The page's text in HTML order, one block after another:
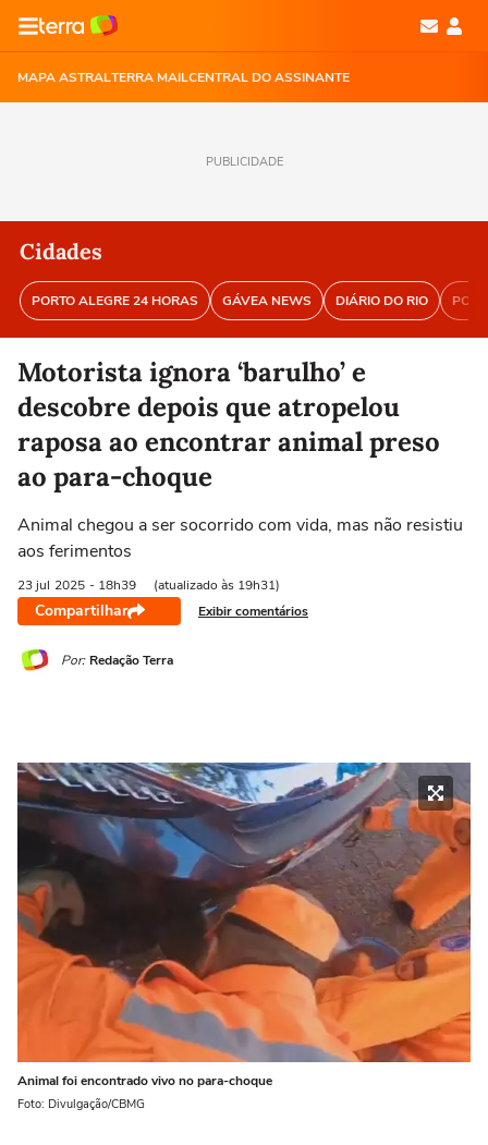
MAPA ASTRALTERRA MAILCENTRAL DO ASSINANTE
PUBLICIDADE
Cidades
PORTO ALEGRE 24 HORAS GÁVEA NEWS DIÁRIO DO RIO
Motorista ignora ‘barulho’ e
descobre depois que atropelou
raposa ao encontrar animal preso
ao para-choque
Animal chegou a ser socorrido com vida, mas não resistiu
aos ferimentos
23 jul 2025 - 18h39 (atualizado às 19h31)
Compartilhar Exibir comentários
Por: Redação Terra
Animal foi encontrado vivo no para-choque
Foto: Divulgação/CBMG